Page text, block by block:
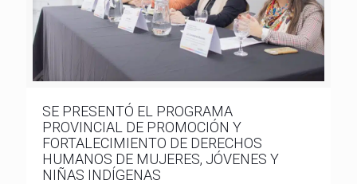
SE PRESENTÓ EL PROGRAMA
PROVINCIAL DE PROMOCIÓN Y
FORTALECIMIENTO DE DERECHOS
HUMANOS DE MUJERES, JÓVENES Y
NIÑAS INDÍGENAS